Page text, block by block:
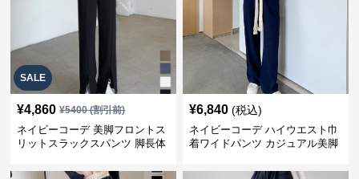
SALE
¥4,860 ¥5400(割引前)
ネイビーコーデ 美脚フロントス
リットスラックスパンツ 脚長体
¥6,840 (税込)
ネイビーコーデ ハイウエスト巾
着ワイドパンツ カジュアル美脚